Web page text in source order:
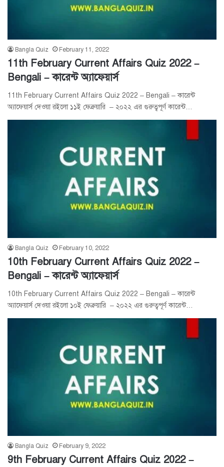
Bangla Quiz February 11, 2022
11th February Current Affairs Quiz 2022 –
Bengali – কারেন্ট অ্যাফেয়ার্স
11th February Current Affairs Quiz 2022 – Bengali – কারেন্ট
অ্যাফেয়ার্স দেওয়া রইলো ১১ই ফেব্রুয়ারি – ২০২২ এর গুরুত্বপূর্ণ কারেন্ট…
Bangla Quiz February 10, 2022
10th February Current Affairs Quiz 2022 –
Bengali – কারেন্ট অ্যাফেয়ার্স
10th February Current Affairs Quiz 2022 – Bengali – কারেন্ট
অ্যাফেয়ার্স দেওয়া রইলো ১০ই ফেব্রুয়ারি – ২০২২ এর গুরুত্বপূর্ণ কারেন্ট…
Bangla Quiz February 9, 2022
9th February Current Affairs Quiz 2022 –